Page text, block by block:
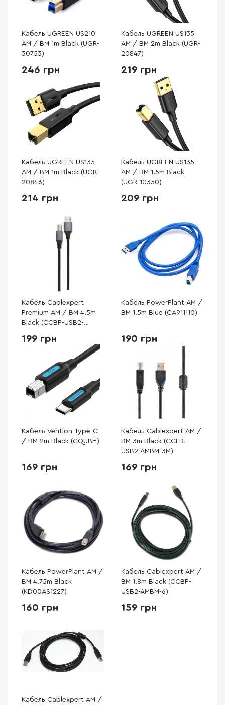
Кабель UGREEN US210
AM / BM 1m Black (UGR-
30753)
246 грн
Кабель UGREEN US135
AM / BM 2m Black (UGR-
20847)
219 грн
Кабель UGREEN US135
AM / BM 1m Black (UGR-
20846)
214 грн
Кабель UGREEN US135
AM / BM 1.5m Black
(UGR-10350)
209 грн
Кабель Cablexpert
Premium AM / BM 4.5m
Black (CCBP-USB2-
199 грн
Кабель PowerPlant AM /
BM 1.5m Blue (CA911110)
190 грн
Кабель Vention Type-C
/ BM 2m Black (CQUBH)
169 грн
Кабель Cablexpert AM /
BM 3m Black (CCFB-
USB2-AMBM-3M)
169 грн
Кабель PowerPlant AM /
BM 4.75m Black
(KD00AS1227)
160 грн
Кабель Cablexpert AM /
BM 1.8m Black (CCBP-
USB2-AMBM-6)
159 грн
Кабель Cablexpert AM /